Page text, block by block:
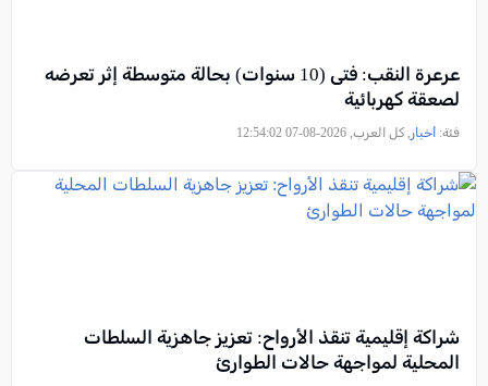
عرعرة النقب: فتى (10 سنوات) بحالة متوسطة إثر تعرضه
لصعقة كهربائية
فئة: أخبار , كل العرب, 2026-08-07 12:54:02
شراكة إقليمية تنقذ الأرواح: تعزيز جاهزية السلطات
المحلية لمواجهة حالات الطوارئ